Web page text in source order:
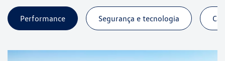
Performance Segurança e tecnologia